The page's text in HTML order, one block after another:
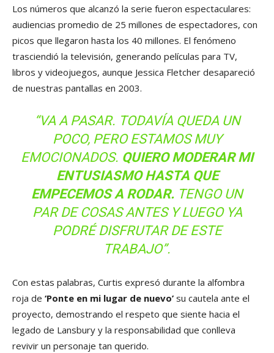
Los números que alcanzó la serie fueron espectaculares:
audiencias promedio de 25 millones de espectadores, con
picos que llegaron hasta los 40 millones. El fenómeno
trasciendió la televisión, generando películas para TV,
libros y videojuegos, aunque Jessica Fletcher desapareció
de nuestras pantallas en 2003.
“VA A PASAR. TODAVÍA QUEDA UN
POCO, PERO ESTAMOS MUY
EMOCIONADOS. QUIERO MODERAR MI
ENTUSIASMO HASTA QUE
EMPECEMOS A RODAR. TENGO UN
PAR DE COSAS ANTES Y LUEGO YA
PODRÉ DISFRUTAR DE ESTE
TRABAJO”.
Con estas palabras, Curtis expresó durante la alfombra
roja de ‘Ponte en mi lugar de nuevo’ su cautela ante el
proyecto, demostrando el respeto que siente hacia el
legado de Lansbury y la responsabilidad que conlleva
revivir un personaje tan querido.